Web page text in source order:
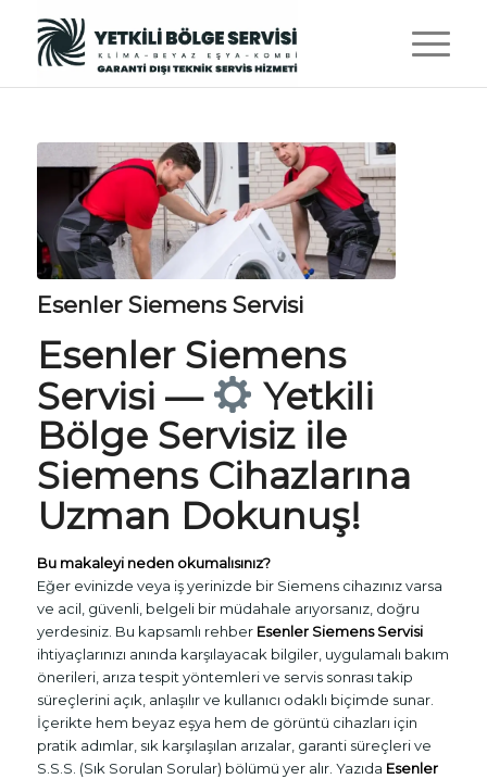
Esenler Siemens Servisi
Esenler Siemens
Servisi —
Yetkili
Bölge Servisizile
Siemens Cihazlarına
Uzman Dokunuş!
Bu makaleyi neden okumalısınız?
Eğer evinizde veya iş yerinizde bir Siemens cihazınız varsa
ve acil, güvenli, belgeli bir müdahale arıyorsanız, doğru
yerdesiniz. Bu kapsamlı rehber Esenler Siemens Servisi
ihtiyaçlarınızı anında karşılayacak bilgiler, uygulamalı bakım
önerileri, arıza tespit yöntemleri ve servis sonrası takip
süreçlerini açık, anlaşılır ve kullanıcı odaklı biçimde sunar.
İçerikte hem beyaz eşya hem de görüntü cihazları için
pratik adımlar, sık karşılaşılan arızalar, garanti süreçleri ve
S.S.S. (Sık Sorulan Sorular) bölümü yer alır. Yazıda Esenler